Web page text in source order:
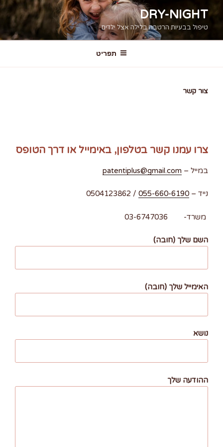
דילוג
לתוכןDRY-NIGHT
טיפול בבעיות הרטבה בלילה אצל ילדים
תפריט
צור קשר
צרו עמנו קשר בטלפון, באימייל או דרך הטופס
במייל – patentiplus@gmail.com
נייד – 055-660-6190
/ 0504123862
משרד- 03-6747036
השם שלך (חובה)
האימייל שלך (חובה)
נושא
ההודעה שלך